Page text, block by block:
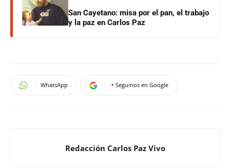
San Cayetano: misa por el pan, el trabajo
y la paz en Carlos Paz
WhatsApp + Seguinos en Google
Redacción Carlos Paz Vivo